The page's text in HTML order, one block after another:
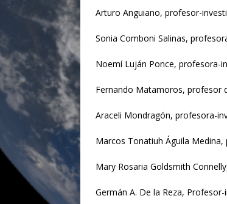
Arturo Anguiano, profesor-
Sonia Comboni Salinas,
Noemí Luján Ponce, profesora-
Fernando Matamoros, profesor
Araceli Mondragón, profesora-
Marcos Tonatiuh Águila
Mary Rosaria Goldsmith
Germán A. De la Reza,